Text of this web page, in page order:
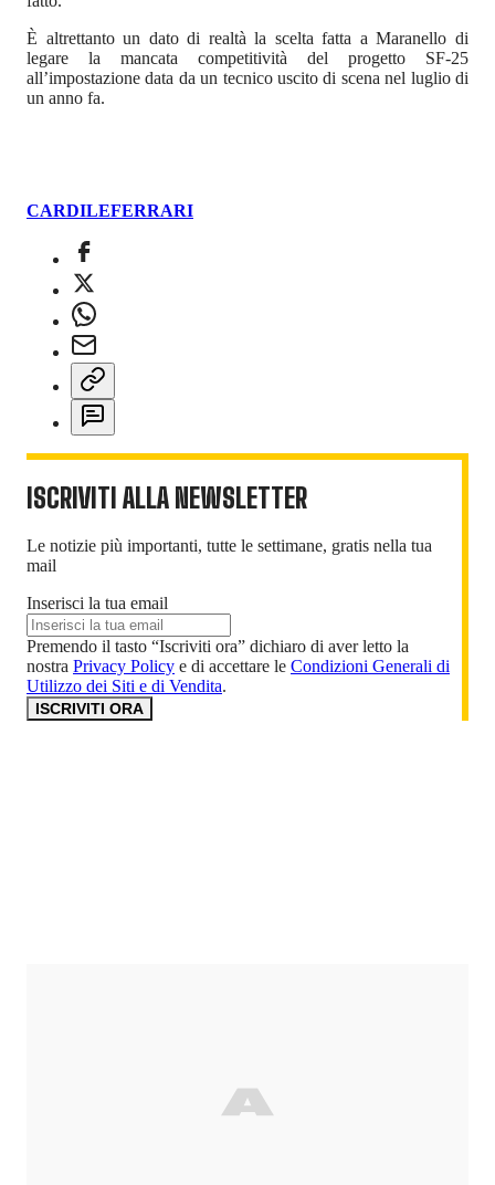
È altrettanto un dato di realtà la scelta fatta a Maranello di
legare la mancata competitività del progetto SF-25
all’impostazione data da un tecnico uscito di scena nel luglio di
un anno fa.
CARDILEFERRARI
ISCRIVITI ALLA NEWSLETTER
Le notizie più importanti, tutte le settimane, gratis nella tua
mail
Inserisci la tua email
Premendo il tasto “Iscriviti ora” dichiaro di aver letto la
nostra Privacy Policy e di accettare le Condizioni Generali di
Utilizzo dei Siti e di Vendita.
ISCRIVITI ORA